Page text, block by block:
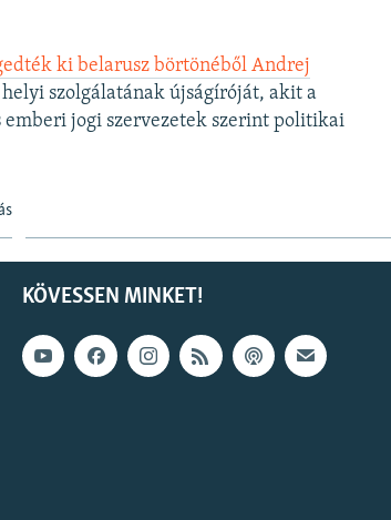
ki belarusz börtönéből Andrej
szolgálatának újságíróját, akit a
emberi jogi szervezetek szerint politikai
KÖVESSEN MINKET!